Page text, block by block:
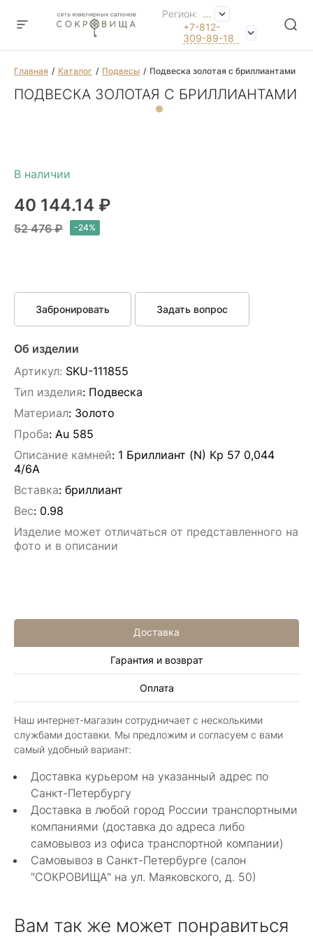
Регион: ...
+7-812-
309-89-18
Главная Каталог Подвесы Подвеска золотая с бриллиантами
ПОДВЕСКА ЗОЛОТАЯ С БРИЛЛИАНТАМИ
40 144.14 ₽
52 476 ₽
Забронировать Задать вопрос
Об изделии
Артикул: SKU-111855
Тип изделия: Подвескa
Материал: Золото
Проба: Au 585
Описание камней: 1 Бриллиант (N) Кр 57 0,044
4/6А
Вставка: бриллиант
Вес: 0.98
Изделие может отличаться от представленного на
фото и в описании
Доставка
Гарантия и возврат
Оплата
Наш интернет-магазин сотрудничает с несколькими
службами доставки. Мы предложим и согласуем с вами
самый удобный вариант:
Доставка курьером на указанный адрес по
Санкт-Петербургу
Доставка в любой город России транспортными
компаниями (доставка до адреса либо
самовывоз из офиса транспортной компании)
Самовывоз в Санкт-Петербурге (салон
"СОКРОВИЩА" на ул. Маяковского, д. 50)
Вам так же может понравиться
Иван Еремеев
Шикарный магазин, огромный ассортимент не
только ювелирных изделий. Продавцы
шикарные, спасибо!
Показать полностью
Алла Майорова
8 мая 2025
Классные изделия, оригинальные не похожие
в других магазинах. Сотрудники очень